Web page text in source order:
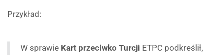
Przykład:
W sprawie Kart przeciwko Turcji ETPC podkreślił,